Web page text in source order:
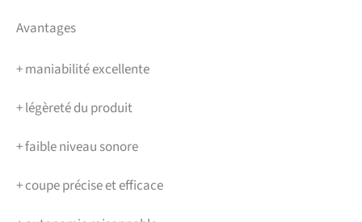
Avantages
+maniabilité excellente
+légèreté du produit
+faible niveau sonore
+coupe précise et efficace